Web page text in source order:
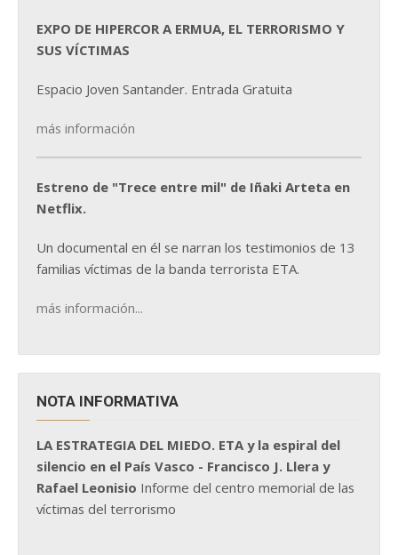
EXPO DE HIPERCOR A ERMUA, EL TERRORISMO Y
SUS VÍCTIMAS
Espacio Joven Santander. Entrada Gratuita
más información
Estreno de "Trece entre mil" de Iñaki Arteta en
Netflix.
Un documental en él se narran los testimonios de 13
familias víctimas de la banda terrorista ETA.
más información...
NOTA INFORMATIVA
LA ESTRATEGIA DEL MIEDO. ETA y la espiral del
silencio en el País Vasco - Francisco J. Llera y
Rafael Leonisio Informe del centro memorial de las
víctimas del terrorismo